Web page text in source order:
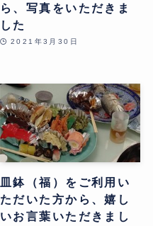
ら、写真をいただきま
した
2021年3月30日
皿鉢（福）をご利用い
ただいた方から、嬉し
いお言葉いただきまし